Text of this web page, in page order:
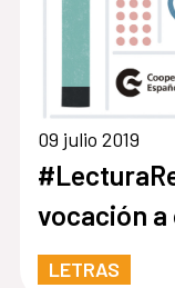
09 julio 2019
vocación
LETRAS